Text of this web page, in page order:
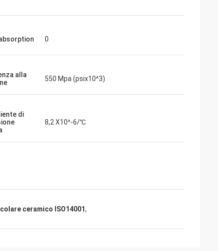
0
alla
550 Mpa (psix10^3)
di
8,2 X10^-6/℃
ceramico ISO14001,